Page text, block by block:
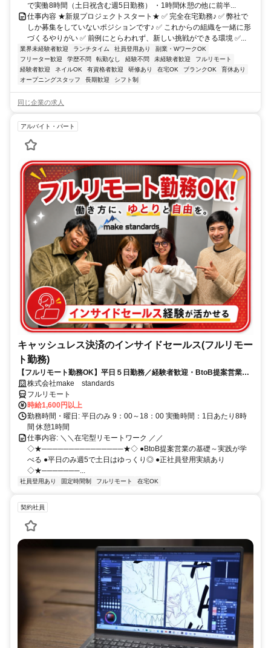
で実働8時間（土日祝含む週5日勤務） ・1時間休憩の他に前半...
仕事内容 ★新規プロジェクトスタート★ ✅ 完全在宅勤務♪ ✅ 弊社で
しか募集をしていないポジションです♪ ✅ これからの組織を一緒に形
づくるやりがい ✅ 前例にとらわれず、新しい挑戦ができる環境 ✅...
業界未経験者歓迎 ランチタイム 社員登用あり
副業・WワークOK
フリーター歓迎
学歴不問 転勤なし 経験不問 未経験者歓迎
フルリモート
経験者歓迎
ネイルOK 有資格者歓迎 研修あり 在宅OK ブランクOK
育休あり
オープニングスタッフ
長期歓迎 シフト制
同じ企業の求人
アルバイト・パート
キャッシュレス決済のインサイドセールス(フルリモー
ト勤務)
【フルリモート勤務OK】平日５日勤務／経験者歓迎・BtoB提案営業で
スキルアップ
株式会社make standards
フルリモート
時給1,600円以上
勤務時間・曜日: 平日のみ 9：00～18：00 実働時間：1日あたり8時
間 休憩1時間
仕事内容: ＼＼在宅型リモートワーク ／／
◇★───────────────★◇ ●BtoB提案営業の基礎～実践が学
べる ●平日のみ週5で土日はゆっくり◎ ●正社員登用実績あり
◇★───────...
社員登用あり 固定時間制 フルリモート 在宅OK
契約社員